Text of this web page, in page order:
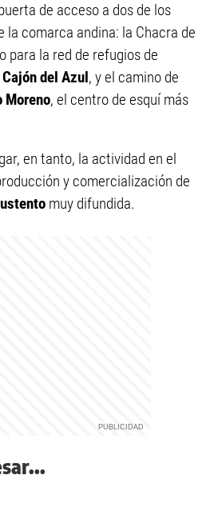
de acceso a dos de los
la comarca andina: la Chacra de
para la red de refugios de
Cajón del Azul, y el camino de
Moreno, el centro de esquí más
en tanto, la actividad en el
y comercialización de
muy difundida.